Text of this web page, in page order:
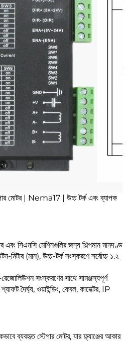
মোটর | Nema17 | উচ্চ টর্ক এবং ব্যাপক
এবং সিএনসি মেশিনগুলির জন্য শিল্পমান মানদণ্ড
মিটার (মান), উচ্চ-টর্ক সংস্করণে সর্বোচ্চ ১.২
সংস্করণের সাথে সামঞ্জস্যপূর্ণ
দৈর্ঘ্য, ওয়াইন্ডিং, কেবল, কানেক্টর, IP
ব্যবহৃত স্টেপার মোটর, যার ফ্ল্যাঞ্জের আকার